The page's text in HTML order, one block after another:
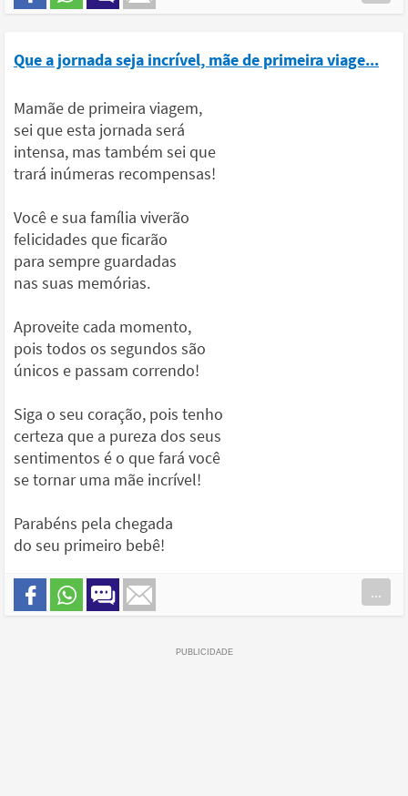
Que a jornada seja incrível, mãe de primeira viage...
Mamãe de primeira viagem,
sei que esta jornada será
intensa, mas também sei que
trará inúmeras recompensas!
Você e sua família viverão
felicidades que ficarão
para sempre guardadas
nas suas memórias.
Aproveite cada momento,
pois todos os segundos são
únicos e passam correndo!
Siga o seu coração, pois tenho
certeza que a pureza dos seus
sentimentos é o que fará você
se tornar uma mãe incrível!
Parabéns pela chegada
do seu primeiro bebê!
...